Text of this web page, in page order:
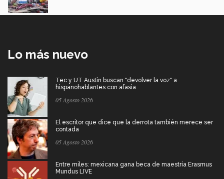
Lo más nuevo
Tec y UT Austin buscan "devolver la voz" a
hispanohablantes con afasia
05 Agosto 2026
El escritor que dice que la derrota también merece ser
contada
05 Agosto 2026
Entre miles: mexicana gana beca de maestría Erasmus
Mundus LIVE